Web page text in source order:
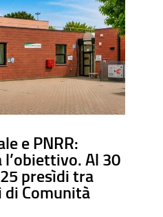
e PNRR:
l’obiettivo. Al 30
presìdi tra
di Comunità